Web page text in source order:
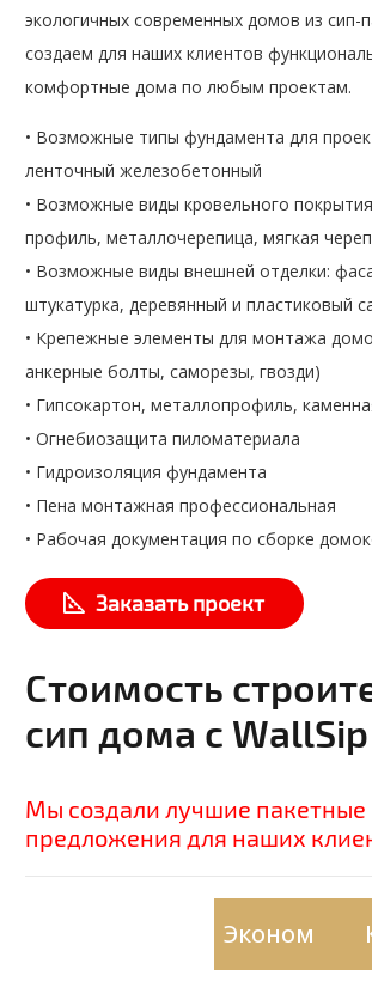
экологичных современных домов из сип-
создаем для наших клиентов
комфортные дома по любым проектам.
• Возможные типы фундамента для
ленточный железобетонный
• Возможные виды кровельного
профиль, металлочерепица, мягкая
• Возможные виды внешней отделки:
штукатурка, деревянный и пластиковый
• Крепежные элементы для монтажа
анкерные болты, саморезы, гвозди)
• Гипсокартон, металлопрофиль,
• Огнебиозащита пиломатериала
• Гидроизоляция фундамента
• Пена монтажная профессиональная
• Рабочая документация по сборке
Заказать проект
Стоимость
сип дома с WallSip
Мы создали лучшие пакетные
предложения для наших
Эконом